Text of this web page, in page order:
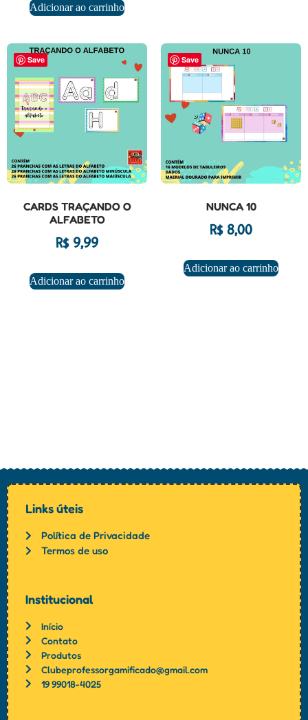
Adicionar ao carrinho
Save
CARDS TRAÇANDO O
ALFABETO
R$9,99
Adicionar ao carrinho
Save
NUNCA 10
R$8,00
Adicionar ao carrinho
Links úteis
Política de Privacidade
Termos de uso
Institucional
Início
Contato
Produtos
Clubeprofessorgamificado@gmail.com
19 99018-4025